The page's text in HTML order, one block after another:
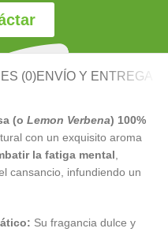
(0)ENVÍO Y ENTREGA
(o Lemon Verbena) 100%
con un exquisito aroma
la fatiga mental
cansancio, infundiendo un
Su fragancia dulce y